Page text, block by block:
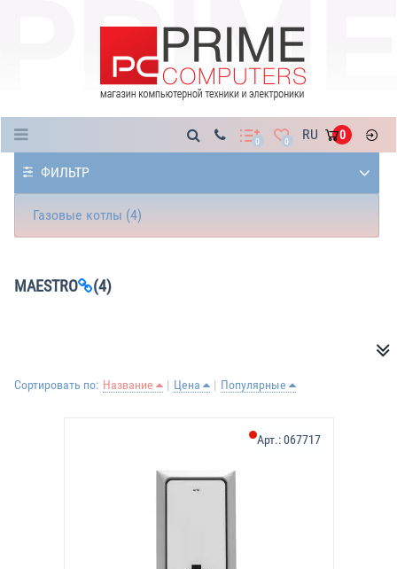
0 0 RU 0
ФИЛЬТР
Газовые котлы (4)
MAESTRO (4)
Сортировать по: Название Цена Популярные
Арт.:067717